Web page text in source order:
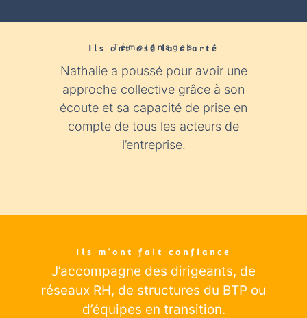
Témoignages
Ils ont osé la clarté​
Nathalie a poussé pour avoir une
approche collective grâce à son
écoute et sa capacité de prise en
compte de tous les acteurs de
l’entreprise.
Ils m’ont fait confiance
J’accompagne des dirigeants, de
réseaux RH, de structures du BTP ou
d’équipes en transition.